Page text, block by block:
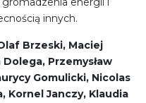
innych.
Brzeski, Maciej
Przemysław
Gomulicki, Nicolas
Kornel Janczy, Klaudia